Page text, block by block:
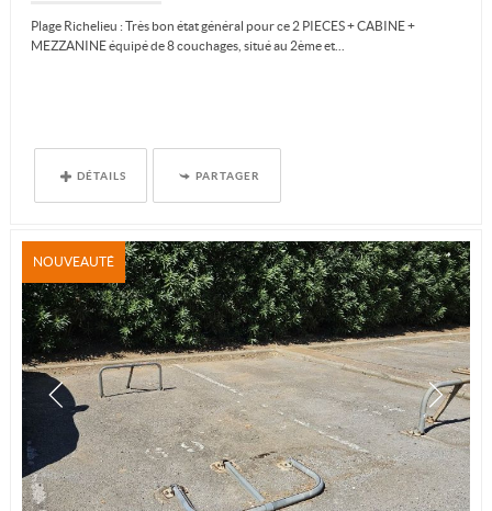
Plage Richelieu : Très bon état général pour ce 2 PIECES + CABINE +
MEZZANINE équipé de 8 couchages, situé au 2ème et...
DÉTAILS PARTAGER
NOUVEAUTÉ